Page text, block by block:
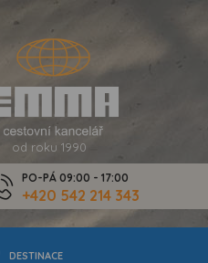
od roku 1990
PO-PÁ 09:00 - 17:00
+420 542 214 343
DESTINACE